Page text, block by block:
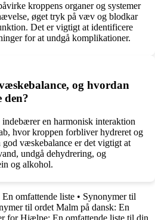
kroppens organer og systemer
øget tryk på væv og blodkar
Det er vigtigt at identificere
for at undgå komplikationer.
og hvordan
den?
en harmonisk interaktion
hvor kroppen forbliver hydreret og
god væskebalance er det vigtigt at
undgå dehydrering, og
og alkohol.
omfattende liste • Synonymer til
til ordet Malm på dansk: En
for Hjælpe: En omfattende liste til din